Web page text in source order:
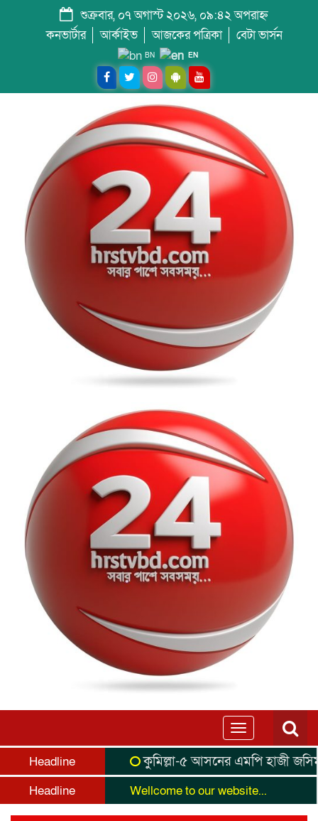
শুক্রবার, ০৭ অগাস্ট ২০২৬, ০৯:৪২ অপরাহ্ন
কনভার্টার
আর্কাইভ আজকের পত্রিকা বেটা ভার্সন
BN EN
Toggle
navigation
Headline
কুমিল্লা-৫ আসনের এমপি হাজী জসিম
Headline Wellcome to our website...